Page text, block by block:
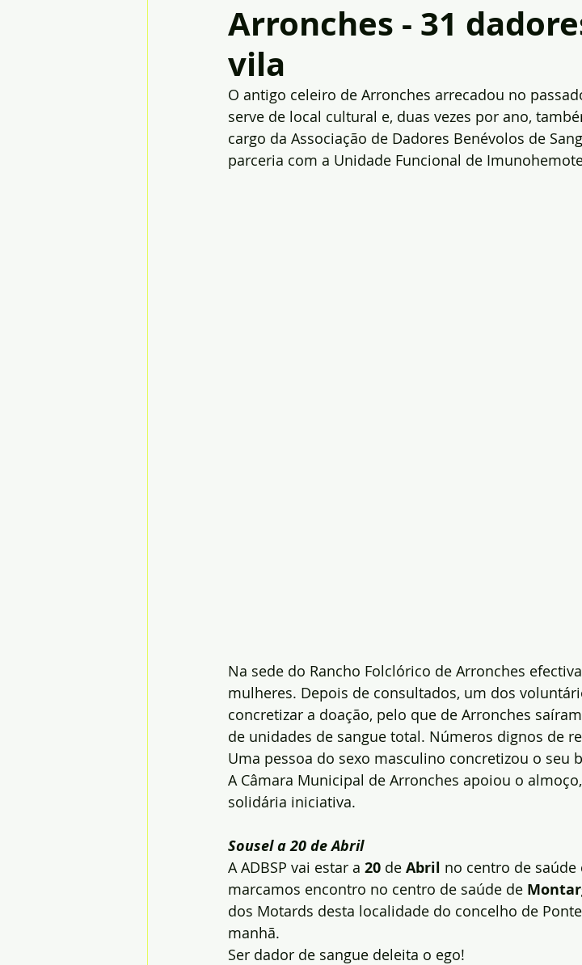
Arronches - 31
vila
O antigo celeiro de Arronches arrecadou no
serve de local cultural e, duas vezes por ano,
cargo da Associação de Dadores Benévolos de
parceria com a Unidade Funcional de
Na sede do Rancho Folclórico de Arronches
mulheres. Depois de consultados, um dos
concretizar a doação, pelo que de Arronches
de unidades de sangue total. Números dignos de
Uma pessoa do sexo masculino concretizou o seu
A Câmara Municipal de Arronches apoiou o
solidária iniciativa.
Sousel a 20 de Abril
A ADBSP vai estar a 20 de Abril no centro de saúde
marcamos encontro no centro de saúde de
dos Motards desta localidade do concelho de
manhã.
Ser dador de sangue deleita o ego!